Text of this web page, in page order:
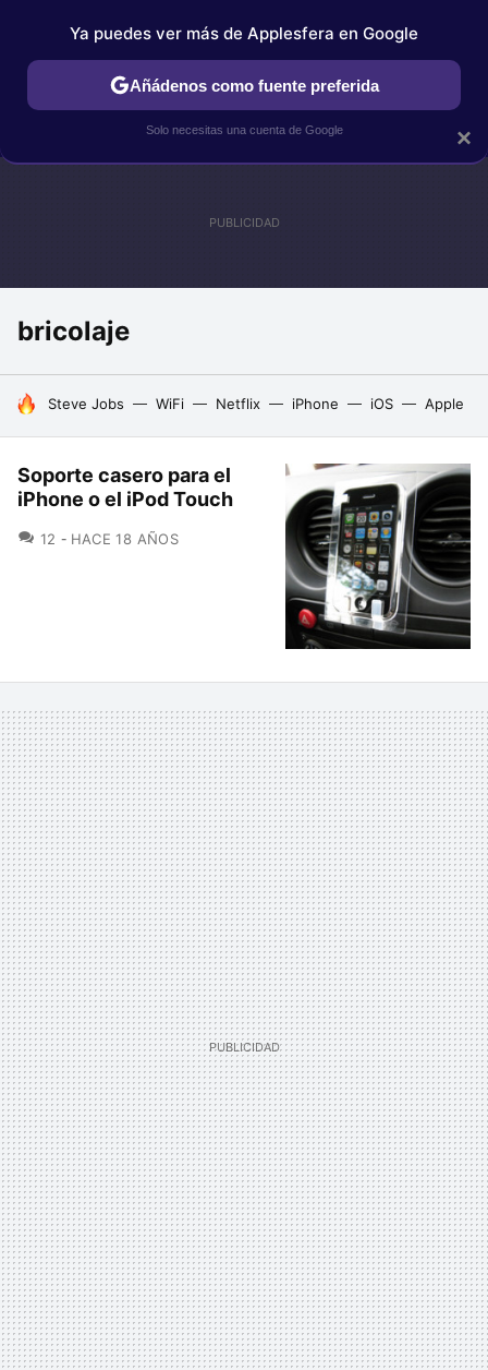
IPHONE TUTORIALES APPLESFERA SELECCIÓN
bricolaje
HOY SE HABLA DE
Steve Jobs WiFi Netflix iPhone iOS Apple
Soporte casero para el
iPhone o el iPod Touch
12 COMENTARIOS
HACE 18 AÑOS
×
Ya puedes ver más de Applesfera en Google
Añádenos como fuente preferida
Solo necesitas una cuenta de Google